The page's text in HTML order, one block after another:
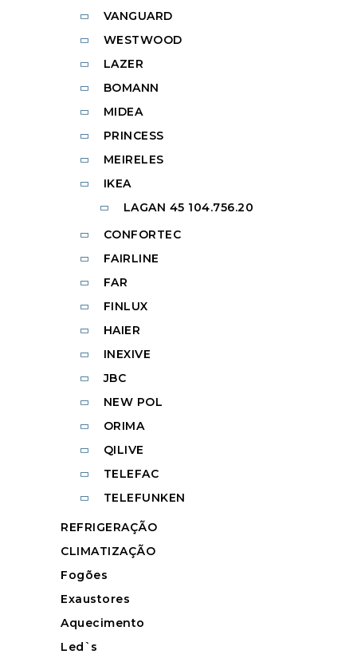
VANGUARD
WESTWOOD
LAZER
BOMANN
MIDEA
PRINCESS
MEIRELES
IKEA
LAGAN 45 104.756.20
CONFORTEC
FAIRLINE
FAR
FINLUX
HAIER
INEXIVE
JBC
NEW POL
ORIMA
QILIVE
TELEFAC
TELEFUNKEN
REFRIGERAÇÃO
CLIMATIZAÇÃO
Fogões
Exaustores
Aquecimento
Led`s